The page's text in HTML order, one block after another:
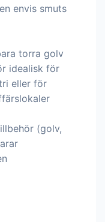
envis smuts
torra golv
idealisk för
eller för
(golv,